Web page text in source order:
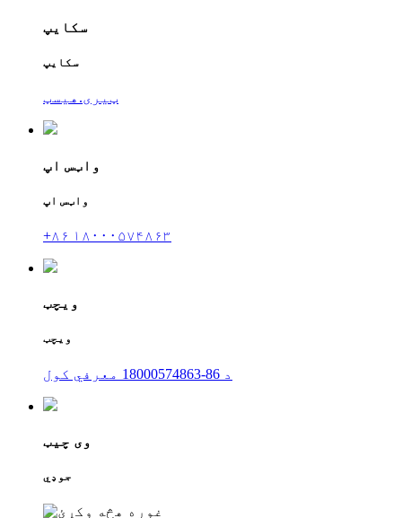
سکایپ
سکایپ
ټیری.هیسټ
واټس اپ
واټس اپ
+۸۶ ۱۸۰۰۰۵۷۴۸۶۳
ویچټ
ویچټ
د 86-18000574863 معرفي کول
وی چیټ
جوډي